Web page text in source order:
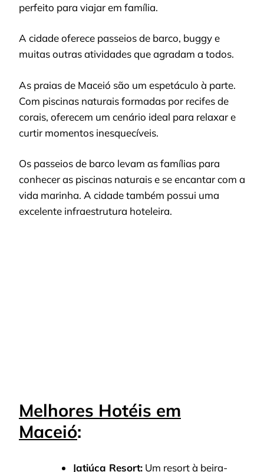
perfeito para viajar em família.
A cidade oferece passeios de barco, buggy e
muitas outras atividades que agradam a todos.
As praias de Maceió são um espetáculo à parte.
Com piscinas naturais formadas por recifes de
corais, oferecem um cenário ideal para relaxar e
curtir momentos inesquecíveis.
Os passeios de barco levam as famílias para
conhecer as piscinas naturais e se encantar com a
vida marinha. A cidade também possui uma
excelente infraestrutura hoteleira.
Melhores Hotéis em
Maceió:
Jatiúca Resort: Um resort à beira-